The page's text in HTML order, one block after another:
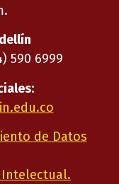
590 6999
de Datos
Intelectual.